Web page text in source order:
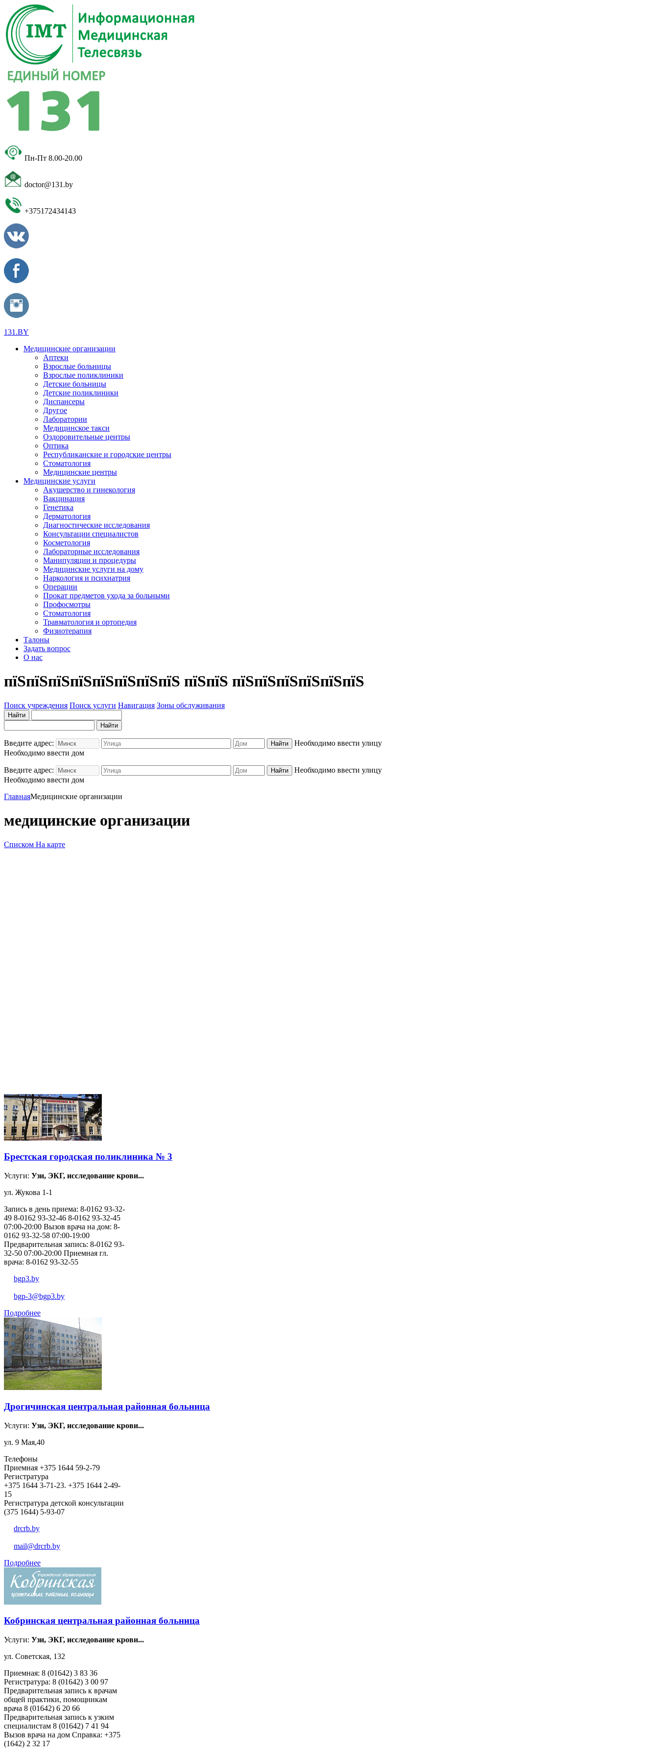
Пн-Пт 8.00-20.00
doctor@131.by
+375172434143
131.BY
Медицинские организации
Аптеки
Взрослые больницы
Взрослые поликлиники
Детские больницы
Детские поликлиники
Диспансеры
Другое
Лаборатории
Медицинское такси
Оздоровительные центры
Оптика
Республиканские и городские центры
Стоматология
Медицинские центры
Медицинские услуги
Акушерство и гинекология
Вакцинация
Генетика
Дерматология
Диагностические исследования
Консультации специалистов
Косметология
Лабораторные исследования
Манипуляции и процедуры
Медицинские услуги на дому
Наркология и психиатрия
Операции
Прокат предметов ухода за больными
Профосмотры
Стоматология
Травматология и ортопедия
Физиотерапия
Талоны
Задать вопрос
О нас
пїЅпїЅпїЅпїЅпїЅпїЅпїЅпїЅ пїЅпїЅ пїЅпїЅпїЅпїЅпїЅпїЅ
Поиск учреждения Поиск услуги Навигация Зоны обслуживания
Введите адрес:
Необходимо ввести улицу
Необходимо ввести дом
Введите адрес:
Необходимо ввести улицу
Необходимо ввести дом
ГлавнаяМедицинские организации
медицинские организации
Списком На карте
Брестская городская поликлиника № 3
Услуги: Узи, ЭКГ, исследование крови...
ул. Жукова 1-1
Запись в день приема: 8-0162 93-32-
49 8-0162 93-32-46 8-0162 93-32-45
07:00-20:00 Вызов врача на дом: 8-
0162 93-32-58 07:00-19:00
Предварительная запись: 8-0162 93-
32-50 07:00-20:00 Приемная гл.
врача: 8-0162 93-32-55
bgp3.by
bgp-3@bgp3.by
Подробнее
Дрогичинская центральная районная больница
Услуги: Узи, ЭКГ, исследование крови...
ул. 9 Мая,40
Телефоны
Приемная +375 1644 59-2-79
Регистратура
+375 1644 3-71-23. +375 1644 2-49-
15
Регистратура детской консультации
(375 1644) 5-93-07
drcrb.by
mail@drcrb.by
Подробнее
Кобринская центральная районная больница
Услуги: Узи, ЭКГ, исследование крови...
ул. Советская, 132
Приемная: 8 (01642) 3 83 36
Регистратура: 8 (01642) 3 00 97
Предварительная запись к врачам
общей практики, помощникам
врача 8 (01642) 6 20 66
Предварительная запись к узким
специалистам 8 (01642) 7 41 94
Вызов врача на дом Справка: +375
(1642) 2 32 17